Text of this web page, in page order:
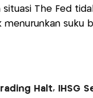
situasi The Fed
menurunkan suku
Halt, IHSG